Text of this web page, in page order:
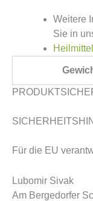
Weitere
Sie in
Für die EU
Lubomir Sivak
Am Bergedorfer